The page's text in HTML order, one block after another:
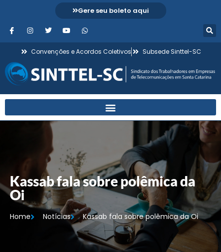
Gere seu boleto aqui
Convenções e Acordos Coletivos Subsede Sinttel-SC
Kassab fala sobre polêmica da
Oi
Home Notícias Kassab fala sobre polêmica da Oi